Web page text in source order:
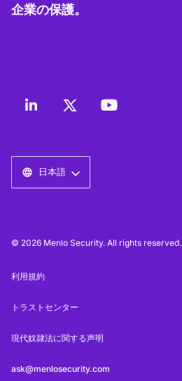
企業の保護。
日本語
© 2026 Menlo Security. All rights reserved.
利用規約
トラストセンター
現代奴隷法に関する声明
ask@menlosecurity.com